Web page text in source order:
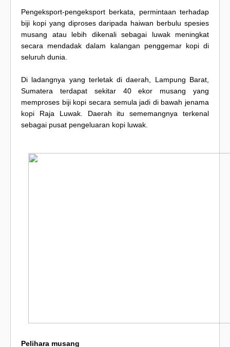
Pengeksport-pengeksport berkata, permintaan terhadap
biji kopi yang diproses daripada haiwan berbulu spesies
musang atau lebih dikenali sebagai luwak meningkat
secara mendadak dalam kalangan penggemar kopi di
seluruh dunia.
Di ladangnya yang terletak di daerah, Lampung Barat,
Sumatera terdapat sekitar 40 ekor musang yang
memproses biji kopi secara semula jadi di bawah jenama
kopi Raja Luwak. Daerah itu sememangnya terkenal
sebagai pusat pengeluaran kopi luwak.
Pelihara musang